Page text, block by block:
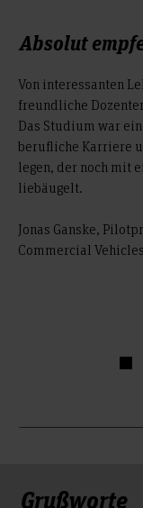
Absolut
Von interessanten
freundliche
Das Studium war
berufliche Karriere
legen, der noch mit
liebäugelt.
Jonas Ganske,
Commercial Vehicles
Grußworte